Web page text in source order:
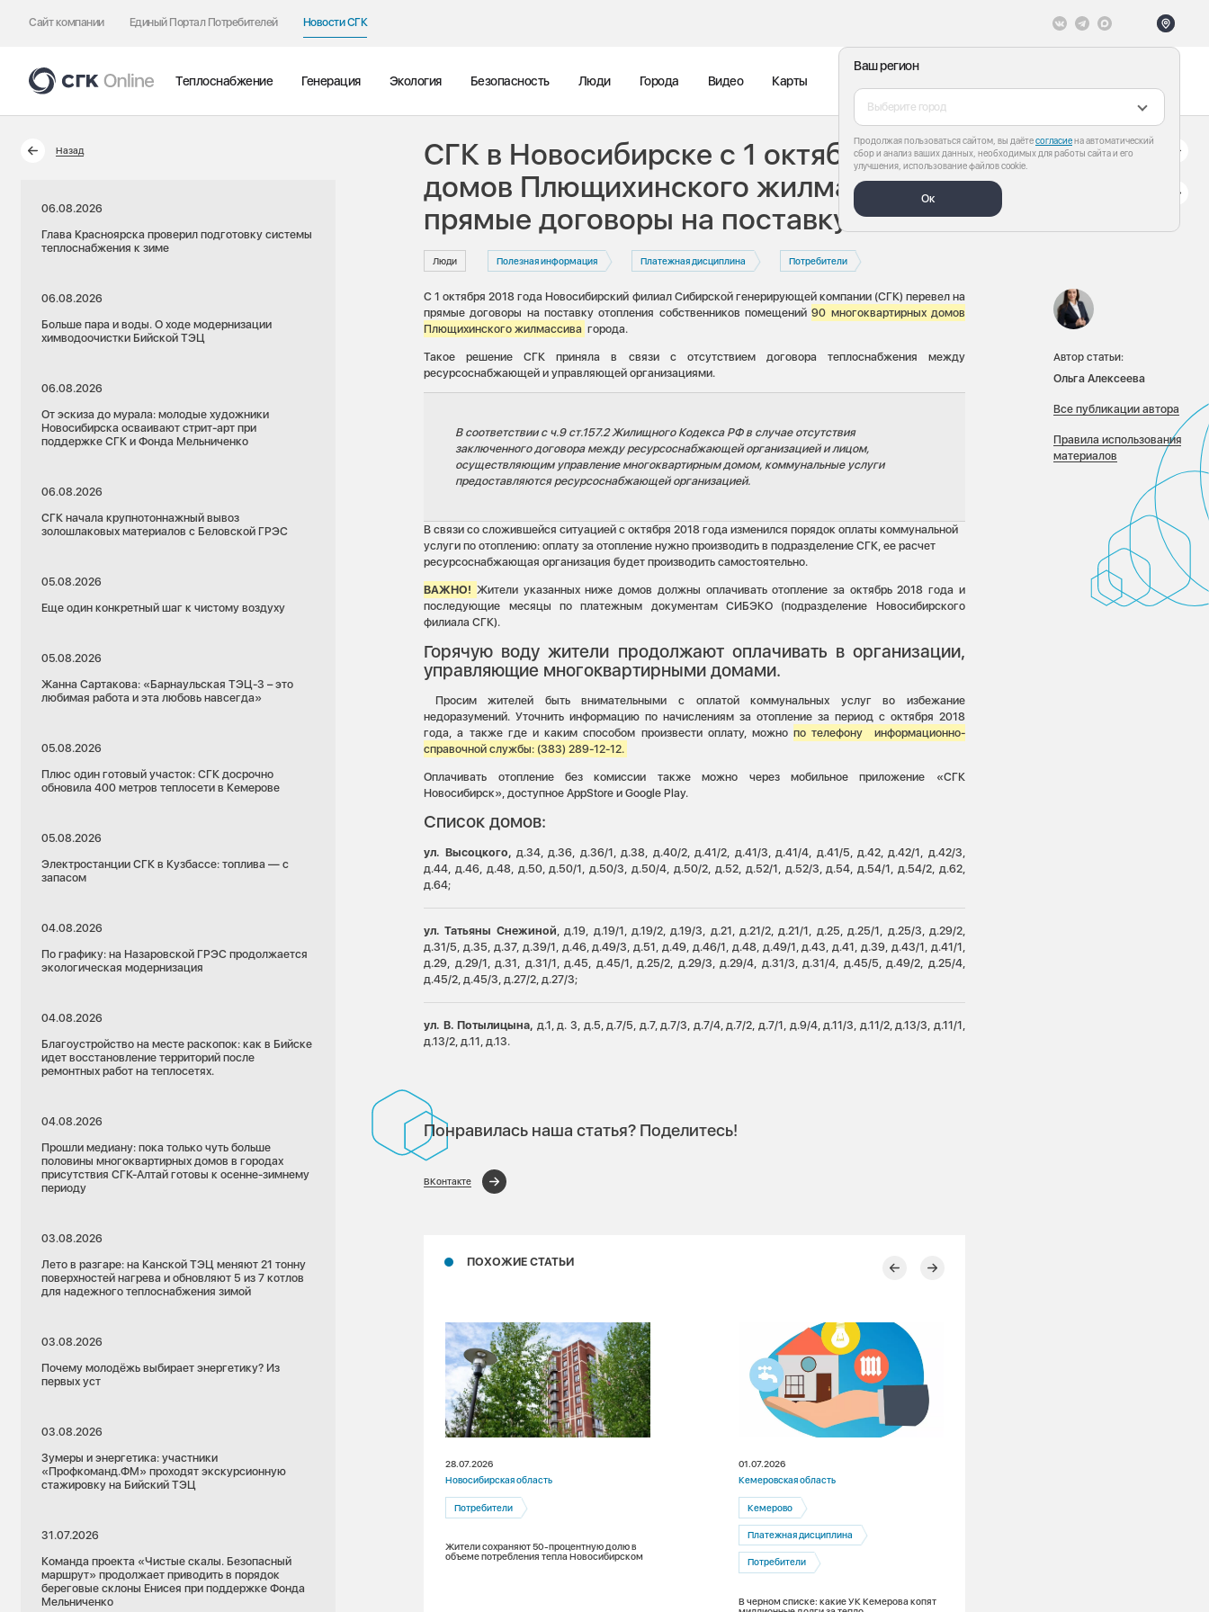
Сайт компании Единый Портал Потребителей Новости СГК
Ваш регион
Выберите город
Продолжая пользоваться сайтом, вы даётесогласиена автоматический
сбор и анализ ваших данных, необходимых для работы сайта и его
улучшения, использование файлов cookie.
Ок
Теплоснабжение Генерация Экология Безопасность Люди Города Видео Карты
Назад
06.08.2026
Глава Красноярска проверил подготовку системы
теплоснабжения к зиме
06.08.2026
Больше пара и воды. О ходе модернизации
химводоочистки Бийской ТЭЦ
06.08.2026
От эскиза до мурала: молодые художники
Новосибирска осваивают стрит-арт при
поддержке СГК и Фонда Мельниченко
06.08.2026
СГК начала крупнотоннажный вывоз
золошлаковых материалов с Беловской ГРЭС
05.08.2026
Еще один конкретный шаг к чистому воздуху
05.08.2026
Жанна Сартакова: «Барнаульская ТЭЦ-3 – это
любимая работа и эта любовь навсегда»
05.08.2026
Плюс один готовый участок: СГК досрочно
обновила 400 метров теплосети в Кемерове
05.08.2026
Электростанции СГК в Кузбассе: топлива — с
запасом
04.08.2026
По графику: на Назаровской ГРЭС продолжается
экологическая модернизация
04.08.2026
Благоустройство на месте раскопок: как в Бийске
идет восстановление территорий после
ремонтных работ на теплосетях.
04.08.2026
Прошли медиану: пока только чуть больше
половины многоквартирных домов в городах
присутствия СГК-Алтай готовы к осенне-зимнему
периоду
03.08.2026
Лето в разгаре: на Канской ТЭЦ меняют 21 тонну
поверхностей нагрева и обновляют 5 из 7 котлов
для надежного теплоснабжения зимой
03.08.2026
Почему молодёжь выбирает энергетику? Из
первых уст
03.08.2026
Зумеры и энергетика: участники
«Профкоманд.ФМ» проходят экскурсионную
стажировку на Бийский ТЭЦ
31.07.2026
Команда проекта «Чистые скалы. Безопасный
маршрут» продолжает приводить в порядок
береговые склоны Енисея при поддержке Фонда
Мельниченко
СГК в Новосибирске с 1 октября перевела 90
домов Плющихинского жилмассива на
прямые договоры на поставку отопления
Люди Полезная информация Платежная дисциплина Потребители
С 1 октября 2018 года Новосибирский филиал Сибирской генерирующей компании (СГК) перевел на
прямые договоры на поставку отопления собственников помещений90 многоквартирных домов
Плющихинского жилмассива города.
Такое решение СГК приняла в связи с отсутствием договора теплоснабжения между
ресурсоснабжающей и управляющей организациями.
В соответствии с ч.9 ст.157.2 Жилищного Кодекса РФ в случае отсутствия
заключенного договора между ресурсоснабжающей организацией и лицом,
осуществляющим управление многоквартирным домом, коммунальные услуги
предоставляются ресурсоснабжающей организацией.
В связи со сложившейся ситуацией с октября 2018 года изменился порядок оплаты коммунальной
услуги по отоплению: оплату за отопление нужно производить в подразделение СГК, ее расчет
ресурсоснабжающая организация будет производить самостоятельно.
ВАЖНО! Жители указанных ниже домов должны оплачивать отопление за октябрь 2018 года и
последующие месяцы по платежным документам СИБЭКО (подразделение Новосибирского
филиала СГК).
Горячую воду жители продолжают оплачивать в организации,
управляющие многоквартирными домами.
Просим жителей быть внимательными с оплатой коммунальных услуг во избежание
недоразумений. Уточнить информацию по начислениям за отопление за период с октября 2018
года, а также где и каким способом произвести оплату, можнопо телефону информационно-
справочной службы: (383) 289-12-12.
Оплачивать отопление без комиссии также можно через мобильное приложение «СГК
Новосибирск», доступное AppStore и Google Play.
Список домов:
ул. Высоцкого, д.34, д.36, д.36/1, д.38, д.40/2, д.41/2, д.41/3, д.41/4, д.41/5, д.42, д.42/1, д.42/3,
д.44, д.46, д.48, д.50, д.50/1, д.50/3, д.50/4, д.50/2, д.52, д.52/1, д.52/3, д.54, д.54/1, д.54/2, д.62,
д.64;
ул. Татьяны Снежиной, д.19, д.19/1, д.19/2, д.19/3, д.21, д.21/2, д.21/1, д.25, д.25/1, д.25/3, д.29/2,
д.31/5, д.35, д.37, д.39/1, д.46, д.49/3, д.51, д.49, д.46/1, д.48, д.49/1, д.43, д.41, д.39, д.43/1, д.41/1,
д.29, д.29/1, д.31, д.31/1, д.45, д.45/1, д.25/2, д.29/3, д.29/4, д.31/3, д.31/4, д.45/5, д.49/2, д.25/4,
д.45/2, д.45/3, д.27/2, д.27/3;
ул. В. Потылицына, д.1, д. 3, д.5, д.7/5, д.7, д.7/3, д.7/4, д.7/2, д.7/1, д.9/4, д.11/3, д.11/2, д.13/3, д.11/1,
д.13/2, д.11, д.13.
Понравилась наша статья? Поделитесь!
ВКонтакте
ПОХОЖИЕ СТАТЬИ
06.04.2026
Новосибирская область
расточительстве и желании изменить
отношение к коммуналке
28.07.2026
Новосибирская область
Потребители
Жители сохраняют 50-процентную долю в
объеме потребления тепла Новосибирском
01.07.2026
Кемеровская область
Кемерово
Платежная дисциплина
Потребители
В черном списке: какие УК Кемерова копят
Автор статьи:
Ольга Алексеева
Все публикации автора
Правила использования
материалов